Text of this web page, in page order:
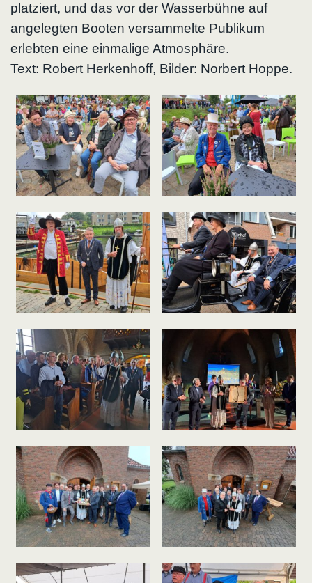
platziert, und das vor der Wasserbühne auf
angelegten Booten versammelte Publikum
erlebten eine einmalige Atmosphäre.
Text: Robert Herkenhoff, Bilder: Norbert Hoppe.